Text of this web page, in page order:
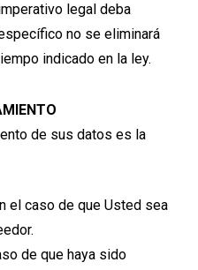
legal deba
no se eliminará
indicado en la ley.
de sus datos es la
el caso de que Usted sea
de que haya sido